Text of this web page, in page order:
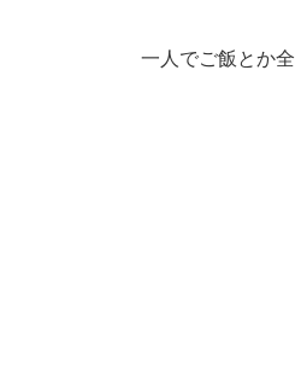
一人でご飯とか